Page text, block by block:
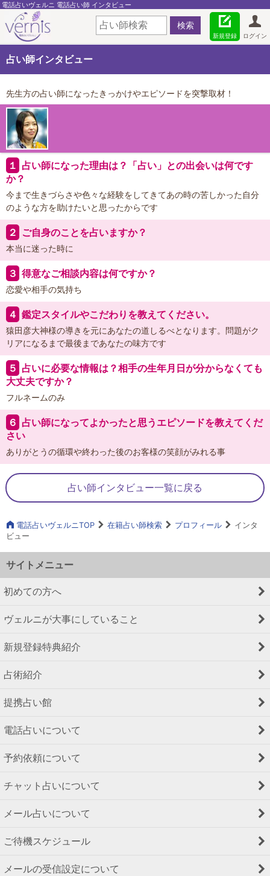
電話占いヴェルニ 電話占い師 インタビュー
ログイン
新規登録
占い師インタビュー
先生方の占い師になったきっかけやエピソードを突撃取材！
１ 占い師になった理由は？「占い」との出会いは何です
か？
今まで生きづらさや色々な経験をしてきてあの時の苦しかった自分
のような方を助けたいと思ったからです
２ ご自身のことを占いますか？
本当に迷った時に
３ 得意なご相談内容は何ですか？
恋愛や相手の気持ち
４ 鑑定スタイルやこだわりを教えてください。
猿田彦大神様の導きを元にあなたの道しるべとなります。問題がク
リアになるまで最後まであなたの味方です
５ 占いに必要な情報は？相手の生年月日が分からなくても
大丈夫ですか？
フルネームのみ
６ 占い師になってよかったと思うエピソードを教えてくだ
さい
ありがとうの循環や終わった後のお客様の笑顔がみれる事
占い師インタビュー一覧に戻る
電話占いヴェルニTOP 在籍占い師検索 プロフィール
インタ
ビュー
サイトメニュー
初めての方へ
ヴェルニが大事にしていること
新規登録特典紹介
占術紹介
提携占い館
電話占いについて
予約依頼について
チャット占いについて
メール占いについて
ご待機スケジュール
メールの受信設定について